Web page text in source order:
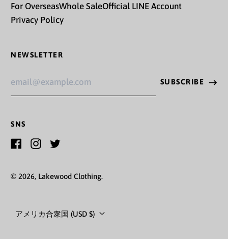
For OverseasWhole SaleOfficial LINE Account
Privacy Policy
NEWSLETTER
SUBSCRIBE
SNS
© 2026, Lakewood Clothing.
Country/region
アメリカ合衆国 (USD $)
ジブチ (DJF Fdj)
ジブラルタル (GBP £)
ジョージア (JPY ¥)
スイス (CHF CHF)
スウェーデン (SEK kr)
ンマイエン島 (JPY ¥)
スリナム (JPY ¥)